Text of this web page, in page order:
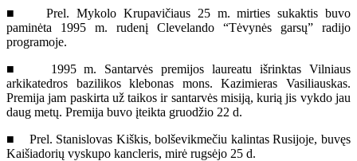
■ Prel. Mykolo Krupavičiaus 25 m. mirties sukaktis buvo
paminėta 1995 m. rudenį Clevelando “Tėvynės garsų” radijo
programoje.
■ 1995 m. Santarvės premijos laureatu išrinktas Vilniaus
arkikatedros bazilikos klebonas mons. Kazimieras Vasiliauskas.
Premija jam paskirta už taikos ir santarvės misiją, kurią jis vykdo jau
daug metų. Premija buvo įteikta gruodžio 22 d.
■ Prel. Stanislovas Kiškis, bolševikmečiu kalintas Rusijoje, buvęs
Kaišiadorių vyskupo kancleris, mirė rugsėjo 25 d.